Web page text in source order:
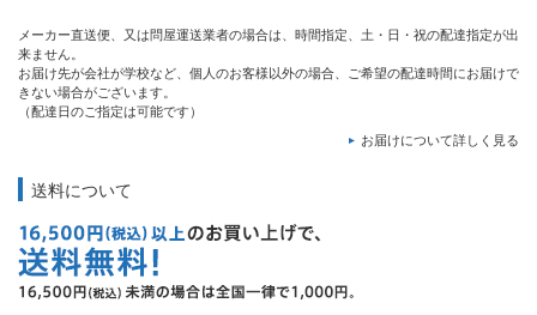
メーカー直送便、又は問屋運送業者の場合は、時間指定、土・日・祝の配達指定が出
来ません。
お届け先が会社が学校など、個人のお客様以外の場合、ご希望の配達時間にお届けで
きない場合がございます。
（配達日のご指定は可能です）
お届けについて詳しく見る
送料について